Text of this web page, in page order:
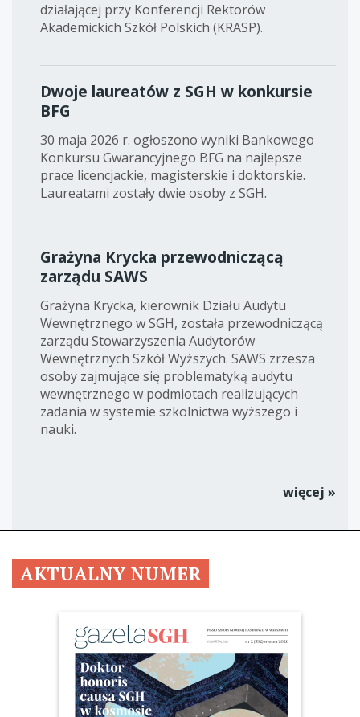
działającej przy Konferencji Rektorów
Akademickich Szkół Polskich (KRASP).
Dwoje laureatów z SGH w konkursie
BFG
30 maja 2026 r. ogłoszono wyniki Bankowego
Konkursu Gwarancyjnego BFG na najlepsze
prace licencjackie, magisterskie i doktorskie.
Laureatami zostały dwie osoby z SGH.
Grażyna Krycka przewodniczącą
zarządu SAWS
Grażyna Krycka, kierownik Działu Audytu
Wewnętrznego w SGH, została przewodniczącą
zarządu Stowarzyszenia Audytorów
Wewnętrznych Szkół Wyższych. SAWS zrzesza
osoby zajmujące się problematyką audytu
wewnętrznego w podmiotach realizujących
zadania w systemie szkolnictwa wyższego i
nauki.
więcej »
AKTUALNY NUMER